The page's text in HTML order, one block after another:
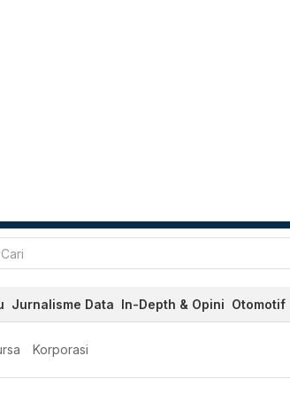
Jurnalisme Data In-Depth & Opini Otomotif
Korporasi